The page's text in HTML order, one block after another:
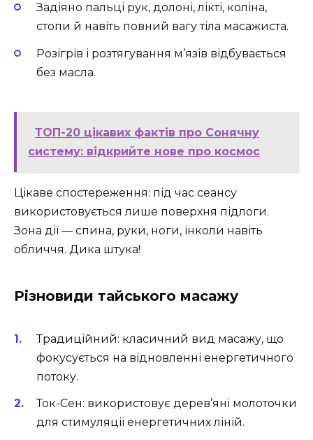
Задіяно пальці рук, долоні, лікті, коліна,
стопи й навіть повний вагу тіла масажиста.
Розігрів і розтягування м’язів відбувається
без масла.
ТОП-20 цікавих фактів про Сонячну
систему: відкрийте нове про космос
Цікаве спостереження: під час сеансу
використовується лише поверхня підлоги.
Зона дії — спина, руки, ноги, інколи навіть
обличчя. Дика штука!
Різновиди тайського масажу
Традиційний: класичний вид масажу, що
фокусується на відновленні енергетичного
потоку.
Ток-Сен: використовує дерев’яні молоточки
для стимуляції енергетичних ліній.